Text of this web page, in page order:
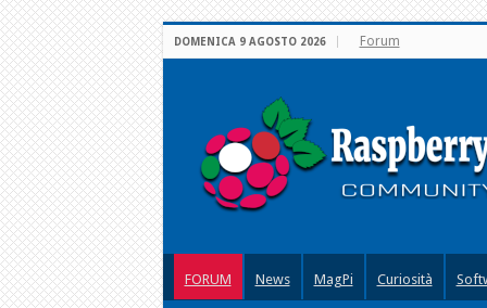
DOMENICA 9 AGOSTO 2026 Forum
FORUM News MagPi Curiosità